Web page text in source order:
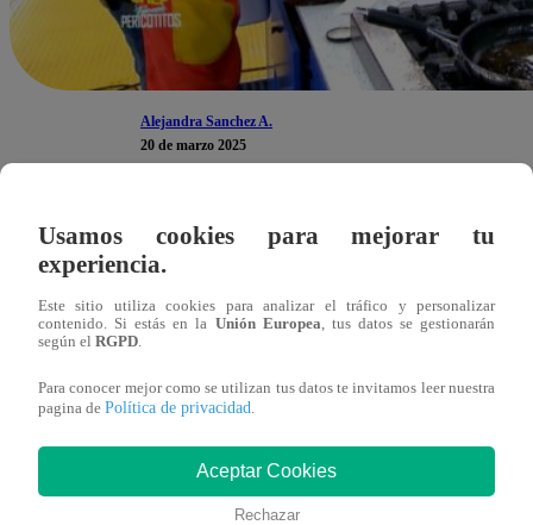
Alejandra Sanchez A.
20 de marzo 2025
En El Gran Chef Famosos, Extremo
, ha llegado la hora
continuación, te presentamos la encuesta del jueves 20
en ella para participar. Recuerda que solo puedes votar
VIVO vía señal de Latina
Usamos cookies para mejorar tu
experiencia.
Este sitio utiliza cookies para analizar el tráfico y personalizar
contenido. Si estás en la Unión Europea, tus datos se gestionarán
según el RGPD.
Para conocer mejor como se utilizan tus datos te invitamos leer nuestra
pagina de Política de privacidad.
Aceptar Cookies
Rechazar